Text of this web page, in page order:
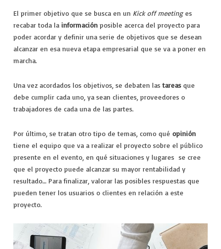
El primer objetivo que se busca en un Kick off meetinges
recabar toda la informaciónposible acerca del proyecto para
poder acordar y definir una serie de objetivos que se desean
alcanzar en esa nueva etapa empresarial que se va a poner en
marcha.
Una vez acordados los objetivos, se debaten las tareasque
debe cumplir cada uno, ya sean clientes, proveedores o
trabajadores de cada una de las partes.
Por último, se tratan otro tipo de temas, como qué opinión
tiene el equipo que va a realizar el proyecto sobre el público
presente en el evento, en qué situaciones y lugares se cree
que el proyecto puede alcanzar su mayor rentabilidad y
resultado… Para finalizar, valorar las posibles respuestas que
pueden tener los usuarios o clientes en relación a este
proyecto.